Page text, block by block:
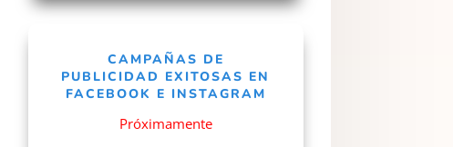
CAMPAÑAS DE
PUBLICIDAD EXITOSAS EN
FACEBOOK E INSTAGRAM
Próximamente